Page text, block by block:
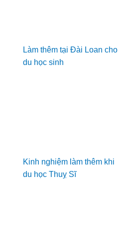
Làm thêm tại Đài Loan cho
du học sinh
Kinh nghiệm làm thêm khi
du học Thuỵ Sĩ